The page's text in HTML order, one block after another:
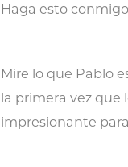
Haga esto
Mire lo que Pablo
la primera vez que
impresionante